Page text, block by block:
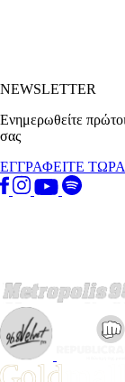
NEWSLETTER
Ενημερωθείτε
σας
ΕΓΓΡΑΦΕΙΤΕ ΤΩΡΑ